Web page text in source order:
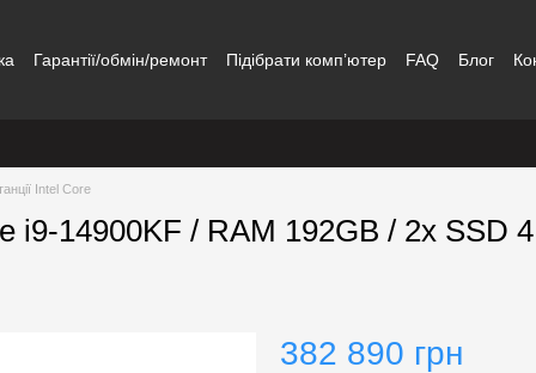
Гарантії/обмін/ремонт Підібрати комп’ютер FAQ Блог
Intel Core
i9-14900KF / RAM 192GB / 2x SSD
382 890 грн